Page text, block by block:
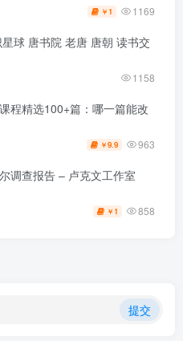
￥ 1 1169
球 唐书院 老唐 唐朝 读书交
1158
程精选100+篇：哪一篇能改
￥9.9 963
调查报告 – 卢克文工作室
￥ 1 858
提交